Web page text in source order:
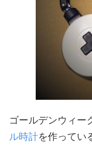
ゴールデンウィー
ル時計を作ってい